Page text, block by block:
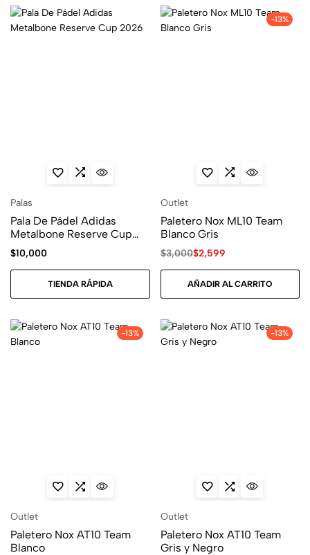
Palas
Pala De Pádel Adidas
Metalbone Reserve Cup
2026
$10,000
TIENDA RÁPIDA
-13%
Outlet
Paletero Nox ML10 Team
Blanco Gris
$3,000$2,599
AÑADIR AL CARRITO
-13%
Outlet
Paletero Nox AT10 Team
Blanco
-13%
Outlet
Paletero Nox AT10 Team
Gris y Negro